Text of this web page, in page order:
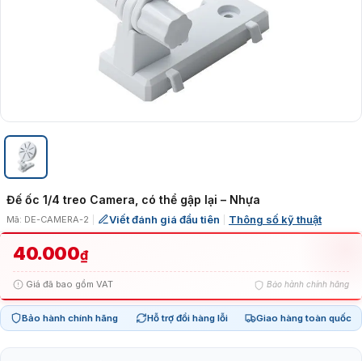
Đế ốc 1/4 treo Camera, có thể gập lại – Nhựa
Mã: DE-CAMERA-2 Viết đánh giá đầu tiên Thông số kỹ thuật
40.000₫
Giá đã bao gồm VAT Bảo hành chính hãng
Bảo hành chính hãng Hỗ trợ đổi hàng lỗi Giao hàng toàn quốc